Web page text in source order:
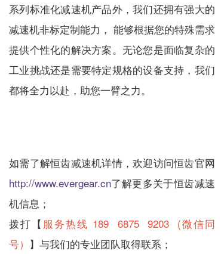
系列标准化减速机产品外，我们还拥有强大的
减速机非标定制能力， 能够根据您的特殊需求
提供个性化的解决方案。无论您是面临复杂的
工业挑战还是需要特定规格的设备支持，我们
都将全力以赴，助您一臂之力。
如需了解恒齿减速机详情，欢迎访问恒齿官网
http://www.evergear.cn了解更多关于恒齿减速
机信息；
拨打【 服务热线 189 6875 9203 (微信同
号） 】与我们的专业团队取得联系；